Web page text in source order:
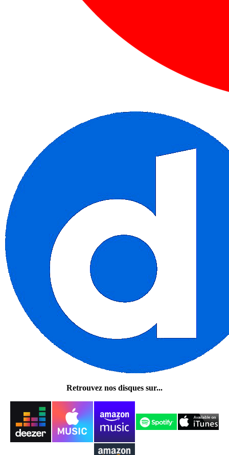
Retrouvez nos disques sur...